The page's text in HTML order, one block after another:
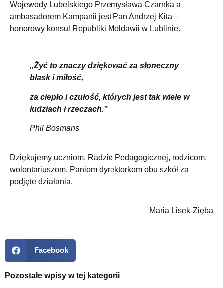
Wojewody Lubelskiego Przemysława Czarnka a
ambasadorem Kampanii jest Pan Andrzej Kita –
honorowy konsul Republiki Mołdawii w Lublinie.
„Żyć to znaczy dziękować za słoneczny
blask i miłość,
za ciepło i czułość, których jest tak wiele w
ludziach i rzeczach.”
Phil Bosmans
Dziękujemy uczniom, Radzie Pedagogicznej, rodzicom,
wolontariuszom, Paniom dyrektorkom obu szkół za
podjęte działania.
Maria Lisek-Zięba
Facebook
Pozostałe wpisy w tej kategorii